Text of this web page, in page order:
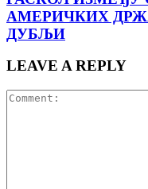
АМЕРИЧКИХ
ДУБЉИ
LEAVE A REPLY